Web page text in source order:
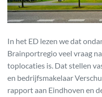
In het ED lezen we dat
Brainportregio veel vraag
toplocaties is. Dat stellen
en bedrijfsmakelaar
rapport aan Eindhoven en